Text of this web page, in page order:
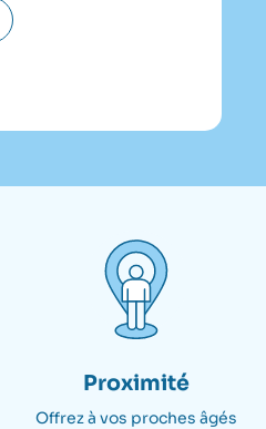
Proximité
Offrez à vos proches âgés